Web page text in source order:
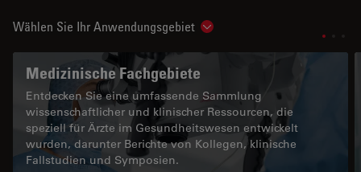
Wählen Sie Ihr Anwendungsgebiet Show subnavigation
Medizinische Fachgebiete
Entdecken Sie eine umfassende Sammlung
wissenschaftlicher und klinischer Ressourcen, die
speziell für Ärzte im Gesundheitswesen entwickelt
wurden, darunter Berichte von Kollegen, klinische
Fallstudien und Symposien.